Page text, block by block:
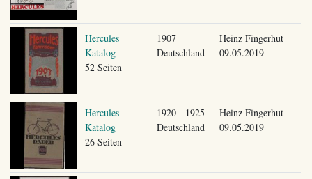
Hercules
Katalog
52 Seiten
1907
Deutschland
Heinz Fingerhut
09.05.2019
Hercules
Katalog
26 Seiten
1920 - 1925
Deutschland
Heinz Fingerhut
09.05.2019